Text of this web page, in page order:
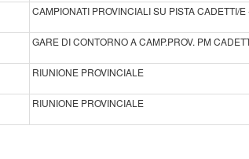
CAMPIONATI PROVINCIALI SU PISTA CADETTI/E
GARE DI CONTORNO A CAMP.PROV. PM
RIUNIONE PROVINCIALE
RIUNIONE PROVINCIALE